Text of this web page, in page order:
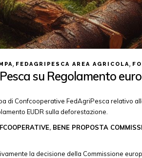
, FEDAGRIPESCA AREA AGRICOLA,
su Regolamento
di Confcooperative FedAgriPesca relativo
EUDR sulla deforestazione.
BENE PROPOSTA
la decisione della Commissione